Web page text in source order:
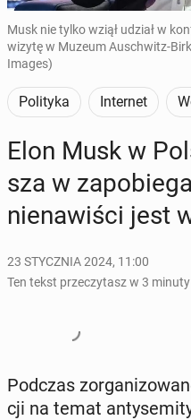
Musk nie tylko wziął udział w
wizytę w Muzeum Auschwitz-
Images)
Polityka Internet
Elon Musk w
sza w
nie­na­wi­ści jest
23 STYCZNIA 2024, 11:00
Ten tekst przeczytasz w 3 minuty
Podczas
cji na temat